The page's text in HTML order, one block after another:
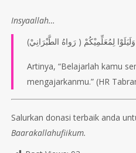
Insyaallah…
لِمُعَلِّمِيْكُمْ ( رَواهُ الطَّبْرَانِيْ)
Artinya, “Belajarlah kamu
mengajarkanmu.” (HR
Salurkan donasi terbaik anda
Baarakallahufiikum.